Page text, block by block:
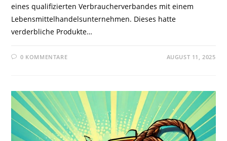
eines qualifizierten Verbraucherverbandes mit einem
Lebensmittelhandelsunternehmen. Dieses hatte
verderbliche Produkte…
0 KOMMENTARE AUGUST 11, 2025